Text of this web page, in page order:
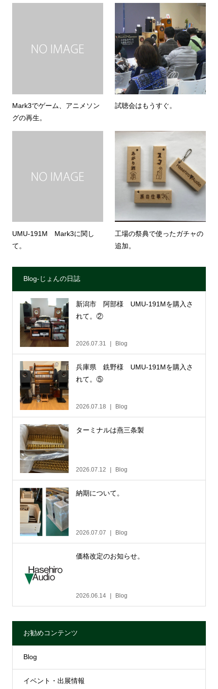
Mark3でゲーム、アニメソン
グの再生。
試聴会はもうすぐ。
UMU-191M Mark3に関し
て。
工場の祭典で使ったガチャの
追加。
Blog-じょんの日誌
新潟市 阿部様 UMU-191Mを購入さ
れて。②
2026.07.31 Blog
兵庫県 銑野様 UMU-191Mを購入さ
れて。⑤
2026.07.18 Blog
ターミナルは燕三条製
2026.07.12 Blog
納期について。
2026.07.07 Blog
価格改定のお知らせ。
2026.06.14 Blog
お勧めコンテンツ
Blog
イベント・出展情報